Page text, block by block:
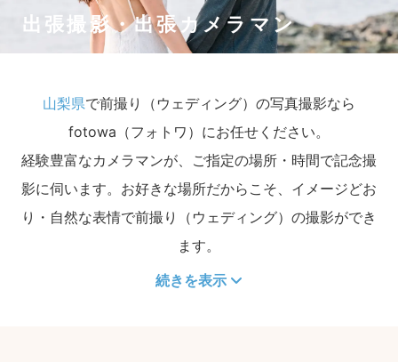
出張撮影・出張カメラマン
山梨県で前撮り（ウェディング）の写真撮影なら
fotowa（フォトワ）にお任せください。
経験豊富なカメラマンが、ご指定の場所・時間で記念撮
影に伺います。お好きな場所だからこそ、イメージどお
り・自然な表情で前撮り（ウェディング）の撮影ができ
ます。
続きを表示